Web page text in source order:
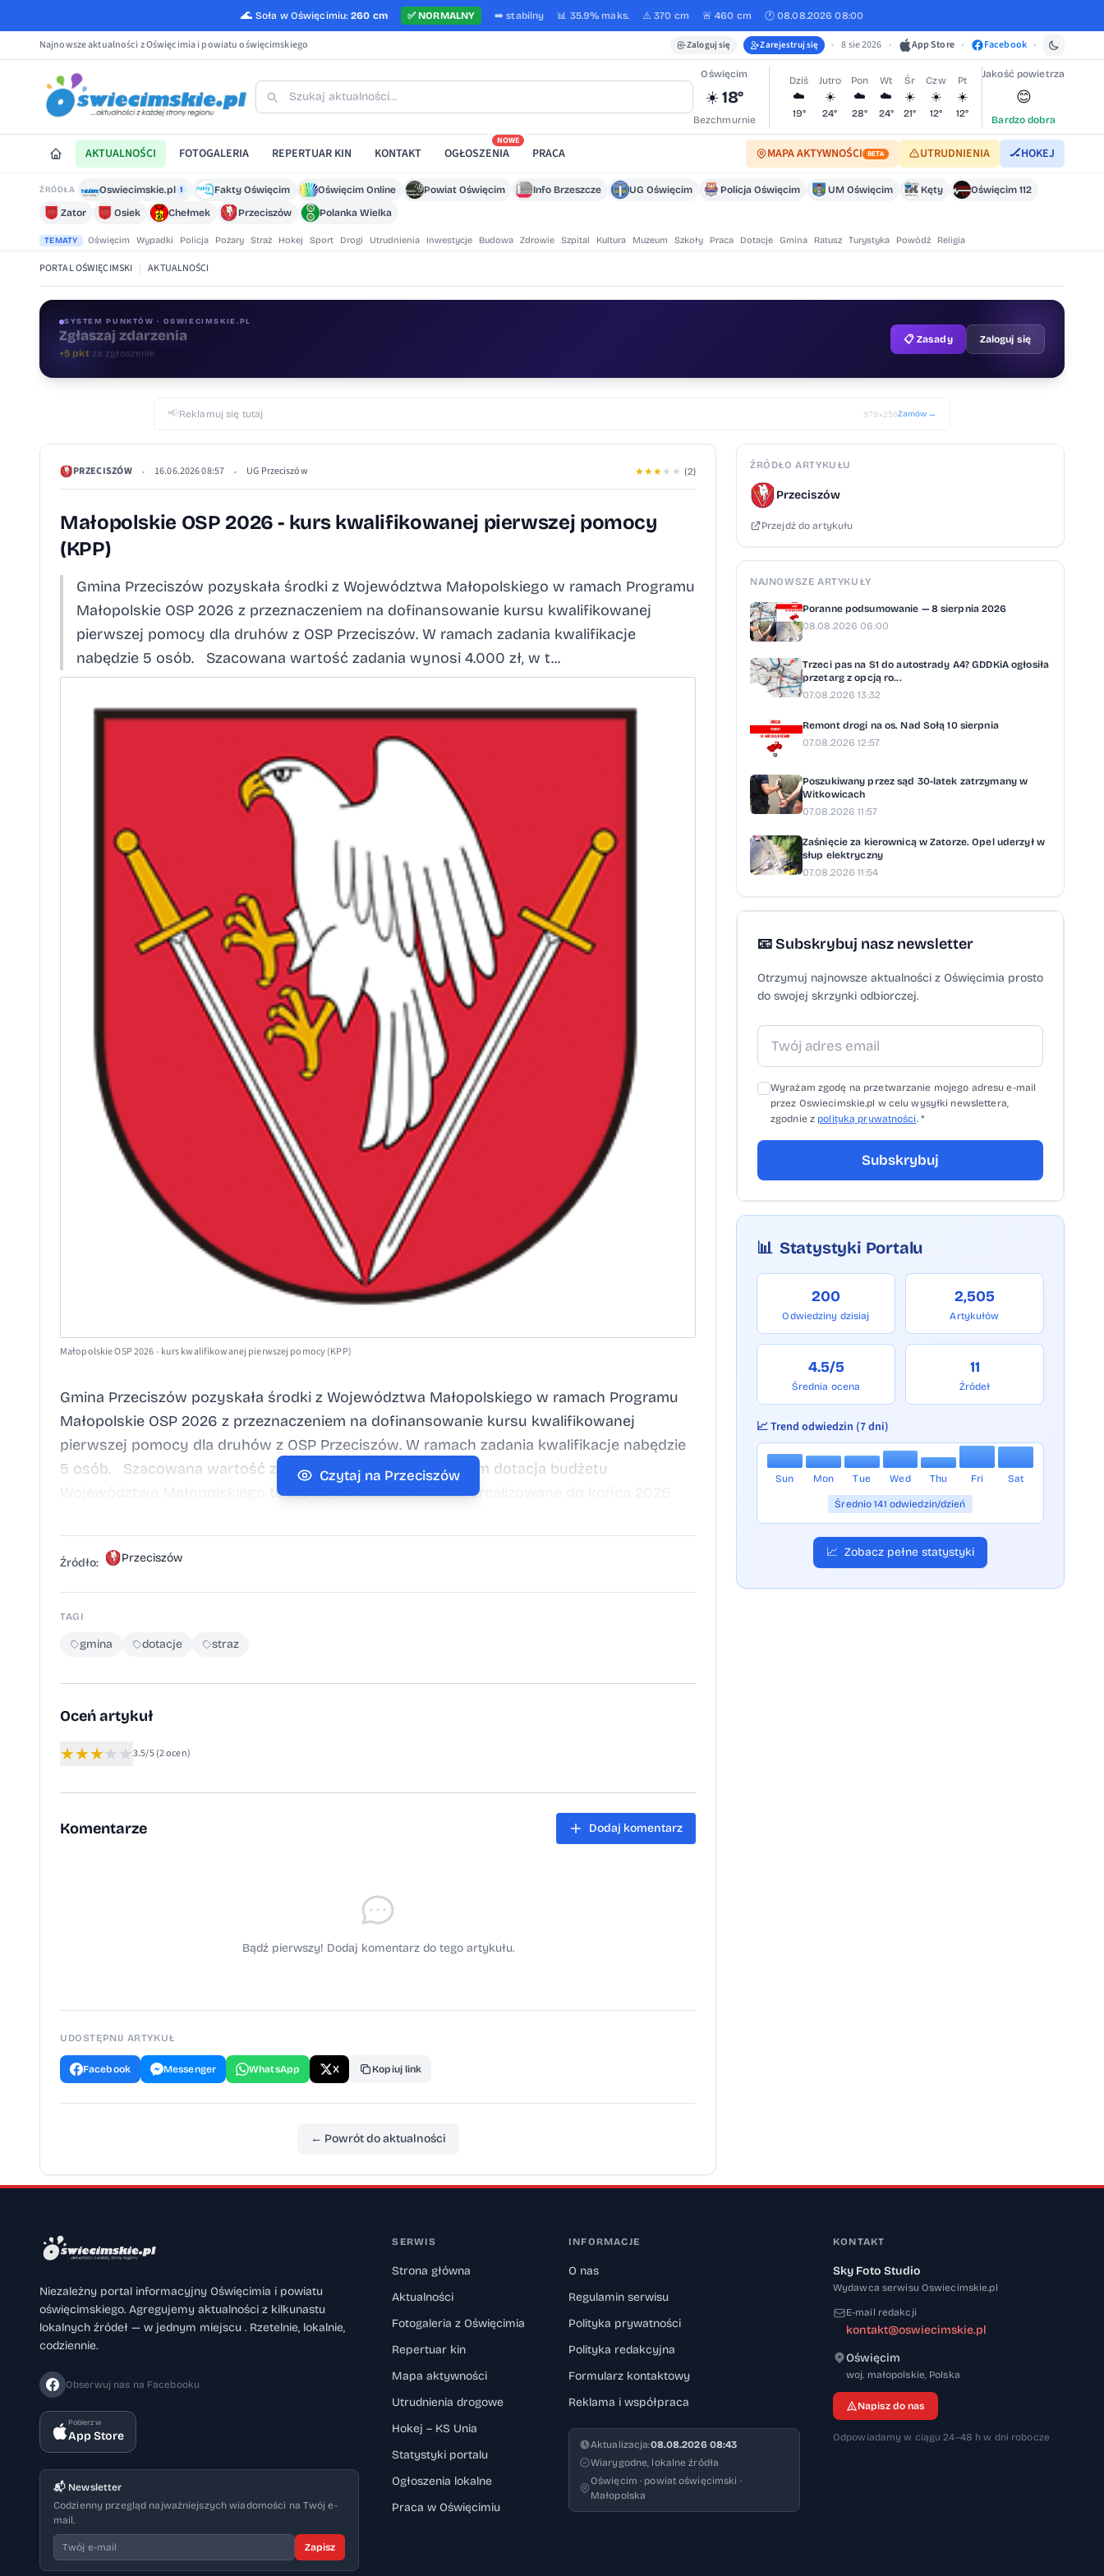
🌊 Soła w Oświęcimiu: 260 cm ✅NORMALNY ➡️stabilny 📊 35.9% maks. ⚠️ 370 cm 🚨 460 cm 🕐 08.08.2026 08:00
Najnowsze aktualności z Oświęcimia i powiatu oświęcimskiego Zaloguj się Zarejestruj się • 8 sie 2026 • App Store • Facebook •
Oświęcim
☀️18°
Bezchmurnie
Dziś
☁️
19°
Jutro
☀️
24°
Pon
☁️
28°
Wt
☁️
24°
Śr
☀️
21°
Czw
☀️
12°
Pt
☀️
12°
Jakość powietrza
😊
Bardzo dobra
AKTUALNOŚCI FOTOGALERIA REPERTUAR KIN KONTAKT OGŁOSZENIA
NOWE
PRACA MAPA AKTYWNOŚCI BETA UTRUDNIENIA 🏒HOKEJ
ŹRÓDŁA Oswiecimskie.pl 1 Fakty Oświęcim Oświęcim Online Powiat Oświęcim Info Brzeszcze UG Oświęcim Policja Oświęcim UM Oświęcim Kęty
Oświęcim 112
Zator
Osiek Chełmek Przeciszów Polanka Wielka
TEMATY Oświęcim Wypadki Policja Pożary Straż Hokej Sport Drogi Utrudnienia Inwestycje Budowa Zdrowie Szpital Kultura Muzeum Szkoły Praca Dotacje Gmina Ratusz Turystyka Powódź Religia
PORTAL OŚWIĘCIMSKI | AKTUALNOŚCI
SYSTEM PUNKTÓW · OSWIECIMSKIE.PL
Oceniaj treści
+1 pktza ocenę
📋 Zasady Zaloguj się
📢Reklamuj się tutaj 970×250Zamów →
PRZECISZÓW • 16.06.2026 08:57 • UG Przeciszów ★★★ ★ ★ (2)
Małopolskie OSP 2026 - kurs kwalifikowanej pierwszej pomocy
(KPP)
Gmina Przeciszów pozyskała środki z Województwa Małopolskiego w ramach Programu
Małopolskie OSP 2026 z przeznaczeniem na dofinansowanie kursu kwalifikowanej
pierwszej pomocy dla druhów z OSP Przeciszów. W ramach zadania kwalifikacje
nabędzie 5 osób. Szacowana wartość zadania wynosi 4.000 zł, w t...
Małopolskie OSP 2026 - kurs kwalifikowanej pierwszej pomocy (KPP)
Gmina Przeciszów pozyskała środki z Województwa Małopolskiego w ramach Programu
Małopolskie OSP 2026 z przeznaczeniem na dofinansowanie kursu kwalifikowanej
pierwszej pomocy dla druhów z OSP Przeciszów. W ramach zadania kwalifikacje nabędzie
5 osób. Szacowana wartość zadania wynosi 4.000 zł, w tym dotacja budżetu
Województwa Małopolskiego to 2 000 zł.Zadanie zostanie zrealizowane do końca 2026
Czytaj na Przeciszów
Źródło: Przeciszów
TAGI
gmina dotacje straz
Oceń artykuł
★★★★ ★3.5/5(2 ocen)
Komentarze Dodaj komentarz
Bądź pierwszy! Dodaj komentarz do tego artykułu.
UDOSTĘPNIJ ARTYKUŁ
Facebook Messenger WhatsApp X Kopiuj link
← Powrót do aktualności
ŹRÓDŁO ARTYKUŁU
Przeciszów
Przejdź do artykułu
NAJNOWSZE ARTYKUŁY
Poranne podsumowanie — 8 sierpnia 2026
08.08.2026 06:00
Trzeci pas na S1 do autostrady A4? GDDKiA ogłosiła
przetarg z opcją ro...
07.08.2026 13:32
Remont drogi na os. Nad Sołą 10 sierpnia
07.08.2026 12:57
Poszukiwany przez sąd 30-latek zatrzymany w
Witkowicach
07.08.2026 11:57
Zaśnięcie za kierownicą w Zatorze. Opel uderzył w
słup elektryczny
07.08.2026 11:54
📧 Subskrybuj nasz newsletter
Otrzymuj najnowsze aktualności z Oświęcimia prosto
do swojej skrzynki odbiorczej.
Wyrażam zgodę na przetwarzanie mojego adresu e-mail
przez Oswiecimskie.pl w celu wysyłki newslettera,
zgodnie z polityką prywatności. *
Subskrybuj
📊 Statystyki Portalu
200
Odwiedziny dzisiaj
2,505
Artykułów
4.5/5
Średnia ocena
11
Źródeł
📈 Trend odwiedzin (7 dni)
Sun Mon Tue Wed Thu Fri Sat
Średnio 141 odwiedzin/dzień
📈 Zobacz pełne statystyki
Niezależny portal informacyjny Oświęcimia i powiatu
oświęcimskiego. Agregujemy aktualności z kilkunastu
lokalnych źródeł — w jednym miejscu . Rzetelnie, lokalnie,
codziennie.
Obserwuj nas na Facebooku
Pobierz w
App Store
📬 Newsletter
Codzienny przegląd najważniejszych wiadomości na Twój e-
mail.
Zapisz
SERWIS
Strona główna
Aktualności
Fotogaleria z Oświęcimia
Repertuar kin
Mapa aktywności
Utrudnienia drogowe
Hokej – KS Unia
Statystyki portalu
Ogłoszenia lokalne
Praca w Oświęcimiu
INFORMACJE
O nas
Regulamin serwisu
Polityka prywatności
Polityka redakcyjna
Formularz kontaktowy
Reklama i współpraca
Aktualizacja:08.08.2026 08:43
Wiarygodne, lokalne źródła
Oświęcim · powiat oświęcimski ·
Małopolska
KONTAKT
Sky Foto Studio
Wydawca serwisu Oswiecimskie.pl
E-mail redakcji
kontakt@oswiecimskie.pl
Oświęcim
woj. małopolskie, 32-600
Polska
Napisz do nas
Odpowiadamy w ciągu 24–48 h w dni robocze